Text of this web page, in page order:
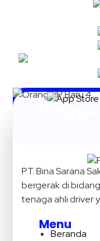
Tunggu
PT. Bina Sarana
bergerak di
tenaga ahli driver
Menu
Beranda